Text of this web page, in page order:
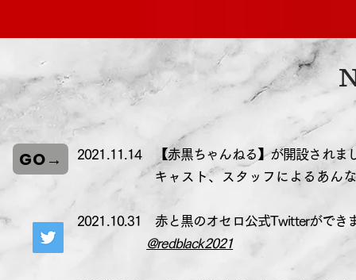
GO→
2021.11.14 【赤黒ちゃんねる】が開設されま
​​
キャスト、スタッフによるあん
2021.10.31 赤と黒のオセロ公式Twitterができ
@redblack2021